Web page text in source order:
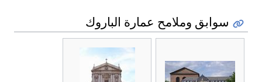
سوابق وملامح عمارة الباروك